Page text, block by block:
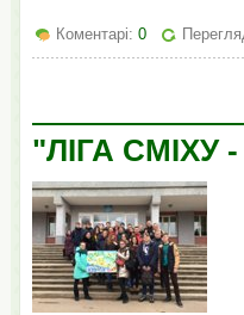
Коментарі: 0
"ЛІГА СМІХУ